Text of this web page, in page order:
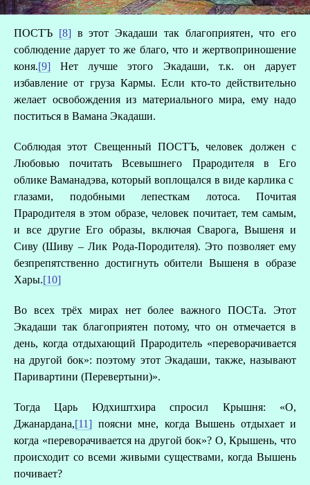
ПОСТЪ [8]в этот Экадаши так благоприятен, что его
соблюдение дарует то же благо, что и жертвоприношение
коня.[9] Нет лучше этого Экадаши, т.к. он дарует
избавление от груза Кармы. Если кто-то действительно
желает освобождения из материального мира, ему надо
поститься в Вамана Экадаши.
Соблюдая этот Свещенный ПОСТЪ, человек должен с
Любовью почитать Всевышнего Прародителя в Его
облике Ваманадэва, который воплощался в виде карлика с
глазами, подобными лепесткам лотоса. Почитая
Прародителя в этом образе, человек почитает, тем самым,
и все другие Его образы, включая Сварога, Вышеня и
Сиву (Шиву – Лик Рода-Породителя). Это позволяет ему
безпрепятственно достигнуть обители Вышеня в образе
Хары.[10]
Во всех трёх мирах нет более важного ПОСТа. Этот
Экадаши так благоприятен потому, что он отмечается в
день, когда отдыхающий Прародитель «переворачивается
на другой бок»: поэтому этот Экадаши, также, называют
Паривартини (Перевертыни)».
Тогда Царь Юдхиштхира спросил Крышня: «О,
Джанардана,[11] поясни мне, когда Вышень отдыхает и
когда «переворачивается на другой бок»? О, Крышень, что
происходит со всеми живыми существами, когда Вышень
почивает?